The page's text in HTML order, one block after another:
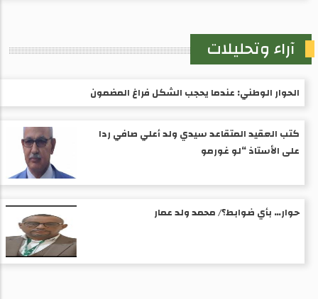
آراء وتحليلات
الحوار الوطني: عندما يحجب الشكل فراغ المضمون
كتب العقيد المتقاعد سيدي ولد أعلي صافي ردا
على الأستاذ “لو غورمو
حوار… بأي ضوابط؟/ محمد ولد عمار